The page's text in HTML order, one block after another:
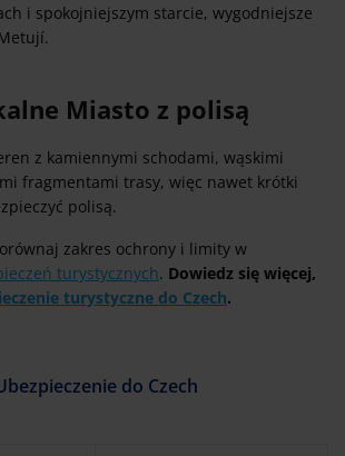
i spokojniejszym starcie, wygodniejsze
Miasto z polisą
z kamiennymi schodami, wąskimi
fragmentami trasy, więc nawet krótki
polisą.
zakres ochrony i limity w
turystycznych. Dowiedz się więcej,
turystyczne do Czech.
do Czech